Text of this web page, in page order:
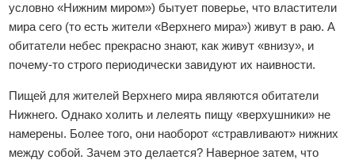
условно «Нижним миром») бытует поверье, что властители
мира сего (то есть жители «Верхнего мира») живут в раю. А
обитатели небес прекрасно знают, как живут «внизу», и
почему-то строго периодически завидуют их наивности.
Пищей для жителей Верхнего мира являются обитатели
Нижнего. Однако холить и лелеять пищу «верхушники» не
намерены. Более того, они наоборот «стравливают» нижних
между собой. Зачем это делается? Наверное затем, что